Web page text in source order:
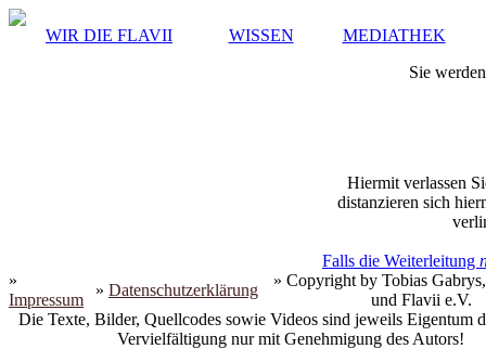
WIR DIE FLAVII WISSEN
MEDIATHEK
Sie
Hiermit verlassen
distanzieren sich
Falls die Weiterleitung
»
Impressum
» Datenschutzerklärung
» Copyright by Tobias
und Flavii e.V.
Die Texte, Bilder, Quellcodes sowie Videos sind jeweils Eigentum
Vervielfältigung nur mit Genehmigung des Autors!